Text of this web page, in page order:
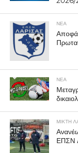
ΝΕΑ
ΝΕΑ
ΜΙΚΤΗ
ΕΠΣΝ